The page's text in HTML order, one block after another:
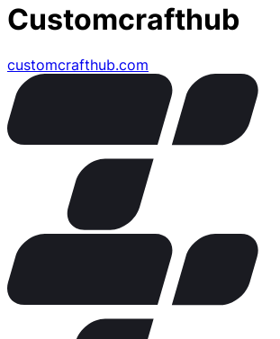
Customcrafthub
customcrafthub.com